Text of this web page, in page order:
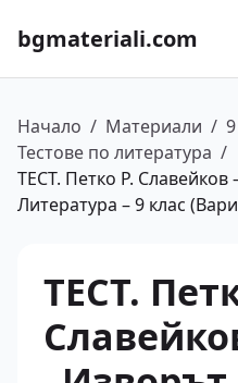
bgmateriali.com
Начало / Материали /
Тестове по литература /
ТЕСТ. Петко Р. Славейков
Литература – 9 клас
ТЕСТ.